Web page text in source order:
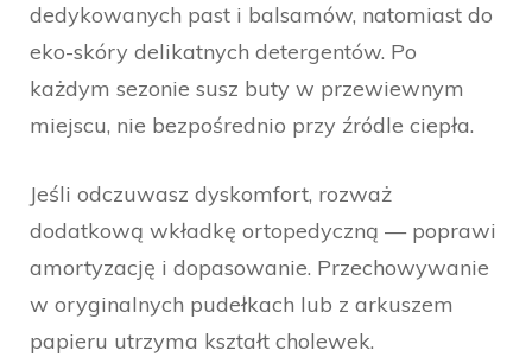
dedykowanych past i balsamów, natomiast do
eko-skóry delikatnych detergentów. Po
każdym sezonie susz buty w przewiewnym
miejscu, nie bezpośrednio przy źródle ciepła.
Jeśli odczuwasz dyskomfort, rozważ
dodatkową wkładkę ortopedyczną — poprawi
amortyzację i dopasowanie. Przechowywanie
w oryginalnych pudełkach lub z arkuszem
papieru utrzyma kształt cholewek.